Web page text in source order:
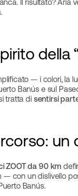
Il risultato?
della
— i colori, la
Banús e sul
tratta di sentirsi
ZOOT da 90 km
— con un dislivello
Banús.